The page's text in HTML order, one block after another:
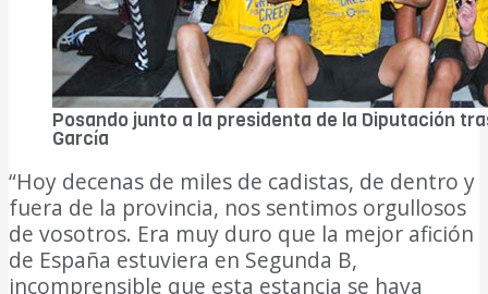
Posando junto a la presidenta de la Diputación
García
“Hoy decenas de miles de cadistas, de dentro y
fuera de la provincia, nos sentimos orgullosos
de vosotros. Era muy duro que la mejor afición
de España estuviera en Segunda B,
incomprensible que esta estancia se haya